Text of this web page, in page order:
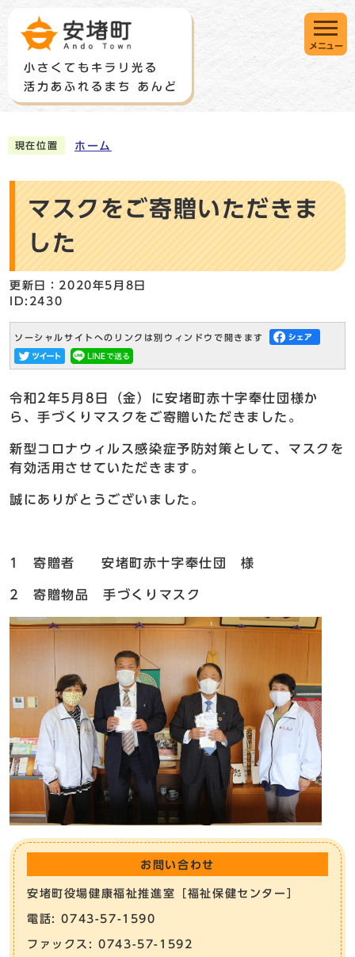
メニュー
現在位置 ホーム
マスクをご寄贈いただきま
した
更新日：2020年5月8日
ID:2430
ソーシャルサイトへのリンクは別ウィンドウで開きます
令和2年5月8日（金）に安堵町赤十字奉仕団様か
ら、手づくりマスクをご寄贈いただきました。
新型コロナウィルス感染症予防対策として、マスクを
有効活用させていただきます。
誠にありがとうございました。
1 寄贈者 安堵町赤十字奉仕団 様
2 寄贈物品 手づくりマスク
お問い合わせ
安堵町役場健康福祉推進室［福祉保健センター］
電話: 0743-57-1590
ファックス: 0743-57-1592